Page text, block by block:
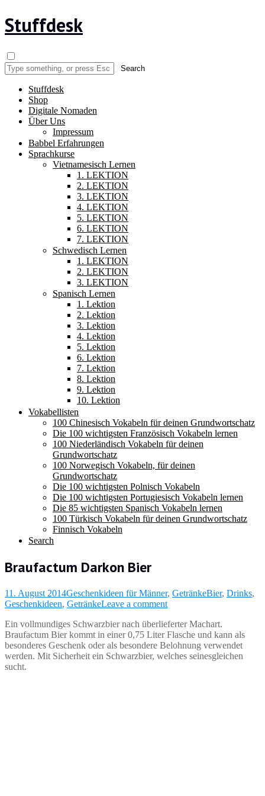
Stuffdesk
Stuffdesk
Shop
Digitale Nomaden
Über Uns
Impressum
Babbel Erfahrungen
Sprachkurse
Vietnamesisch Lernen
1. LEKTION
2. LEKTION
3. LEKTION
4. LEKTION
5. LEKTION
6. LEKTION
7. LEKTION
Schwedisch Lernen
1. LEKTION
2. LEKTION
3. LEKTION
Spanisch Lernen
1. Lektion
2. Lektion
3. Lektion
4. Lektion
5. Lektion
6. Lektion
7. Lektion
8. Lektion
9. Lektion
10. Lektion
Vokabellisten
100 Chinesisch Vokabeln für deinen Grundwortschatz
Die 100 wichtigsten Französisch Vokabeln lernen
100 Niederländisch Vokabeln für deinen
Grundwortschatz
100 Norwegisch Vokabeln, für deinen
Grundwortschatz
Die 100 wichtigsten Polnisch Vokabeln
Die 100 wichtigsten Portugiesisch Vokabeln lernen
Die 85 wichtigsten Spanisch Vokabeln lernen
100 Türkisch Vokabeln für deinen Grundwortschatz
Finnisch Vokabeln
Search
Braufactum Darkon Bier
11. August 2014Geschenkideen für Männer, GetränkeBier, Drinks,
Geschenkideen, GetränkeLeave a comment
Ein vollmundiges Schwarzbier nach überlieferter Machart.
Braufactum Bier kommt in einer 0,75 Liter Flasche und kann als
besonderes Geschenk oder als besondere Belohnung verwendet
werden. Mit Sicherheit ein Schwarzbier, welches seinesgleichen
sucht.